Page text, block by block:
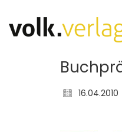
16.04.2010